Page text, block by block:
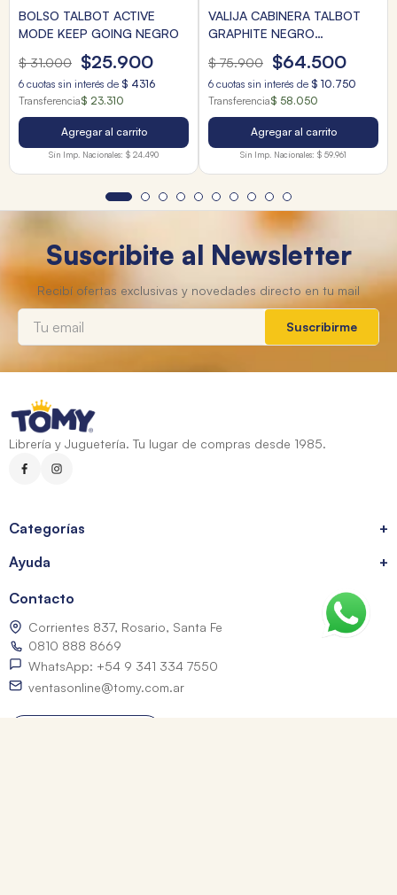
BOLSO TALBOT ACTIVE
MODE KEEP GOING NEGRO
$ 31.000 $25.900
6 cuotas sin interés de $ 4316
Transferencia$ 23.310
Agregar al carrito
Sin Imp. Nacionales: $ 24.490
VALIJA CABINERA TALBOT
GRAPHITE NEGRO
20"+ORGANIZADOR VIAJE
$ 75.900 $64.500
6 cuotas sin interés de $ 10.750
Transferencia$ 58.050
Agregar al carrito
Sin Imp. Nacionales: $ 59.961
Suscribite al Newsletter
Suscribirme
Librería y Juguetería. Tu lugar de compras desde 1985.
Categorías
+
Ayuda
+
Contacto
Corrientes 837, Rosario, Santa Fe
0810 888 8669
WhatsApp: +54 9 341 334 7550
ventasonline@tomy.com.ar